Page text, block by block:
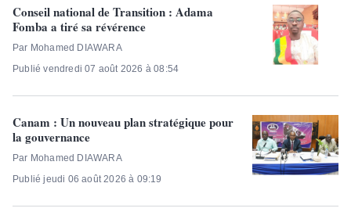
Conseil national de Transition : Adama
Fomba a tiré sa révérence
Par Mohamed DIAWARA
Publié vendredi 07 août 2026 à 08:54
Canam : Un nouveau plan stratégique pour
la gouvernance
Par Mohamed DIAWARA
Publié jeudi 06 août 2026 à 09:19